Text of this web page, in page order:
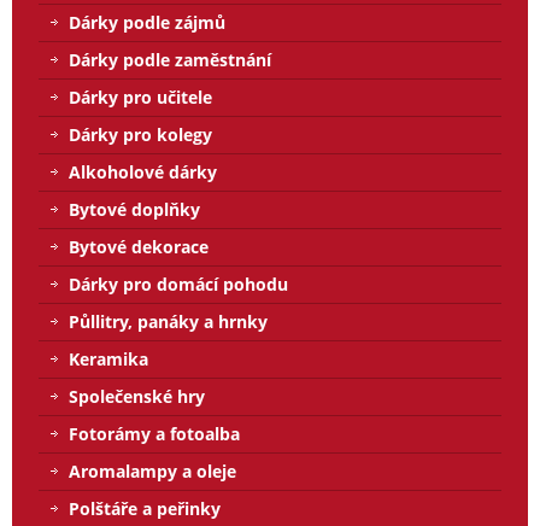
Dárky podle zájmů
Dárky podle zaměstnání
Dárky pro učitele
Dárky pro kolegy
Alkoholové dárky
Bytové doplňky
Bytové dekorace
Dárky pro domácí pohodu
Půllitry, panáky a hrnky
Keramika
Společenské hry
Fotorámy a fotoalba
Aromalampy a oleje
Polštáře a peřinky